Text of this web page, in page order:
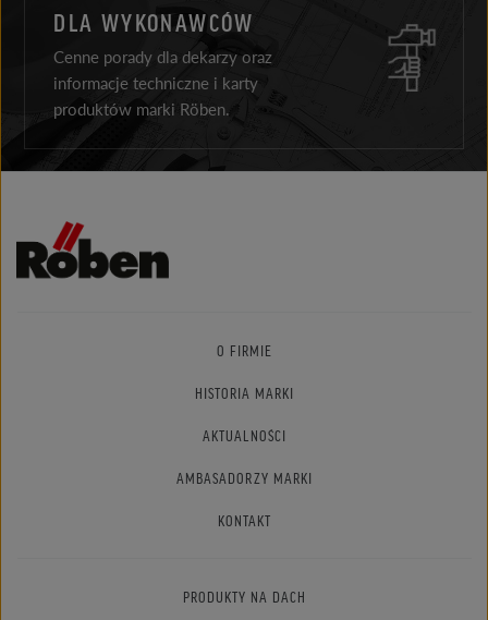
DLA WYKONAWCÓW
Cenne porady dla dekarzy oraz
informacje techniczne i karty
produktów marki Röben.
O FIRMIE
HISTORIA MARKI
AKTUALNOŚCI
AMBASADORZY MARKI
KONTAKT
PRODUKTY NA DACH